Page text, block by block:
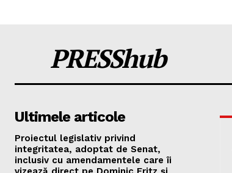
PRESShub
Ultimele articole
Proiectul legislativ privind
integritatea, adoptat de Senat,
inclusiv cu amendamentele care îi